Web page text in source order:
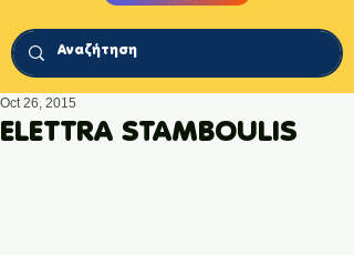
ELETTRA STAMBOULIS
Oct 26, 2015